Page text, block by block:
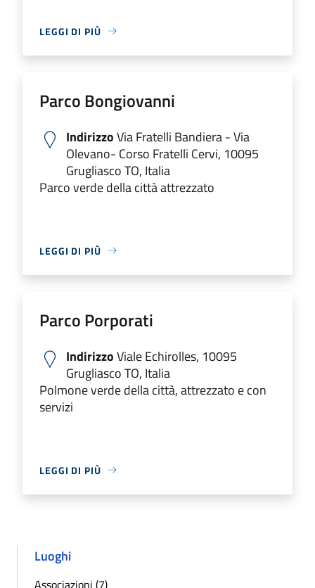
LEGGI DI PIÙ
Parco Bongiovanni
IndirizzoVia Fratelli Bandiera - Via
Olevano- Corso Fratelli Cervi, 10095
Grugliasco TO, Italia
Parco verde della città attrezzato
LEGGI DI PIÙ
Parco Porporati
IndirizzoViale Echirolles, 10095
Grugliasco TO, Italia
Polmone verde della città, attrezzato e con
servizi
LEGGI DI PIÙ
Luoghi
Associazioni (7)